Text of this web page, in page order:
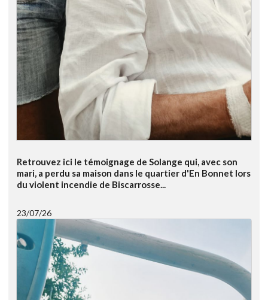
Retrouvez ici le témoignage de Solange qui, avec son
mari, a perdu sa maison dans le quartier d'En Bonnet lors
du violent incendie de Biscarrosse...
23/07/26